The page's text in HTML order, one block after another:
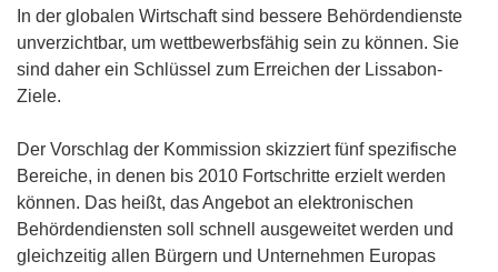
In der globalen Wirtschaft sind bessere Behördendienste
unverzichtbar, um wettbewerbsfähig sein zu können. Sie
sind daher ein Schlüssel zum Erreichen der Lissabon-
Ziele.
Der Vorschlag der Kommission skizziert fünf spezifische
Bereiche, in denen bis 2010 Fortschritte erzielt werden
können. Das heißt, das Angebot an elektronischen
Behördendiensten soll schnell ausgeweitet werden und
gleichzeitig allen Bürgern und Unternehmen Europas